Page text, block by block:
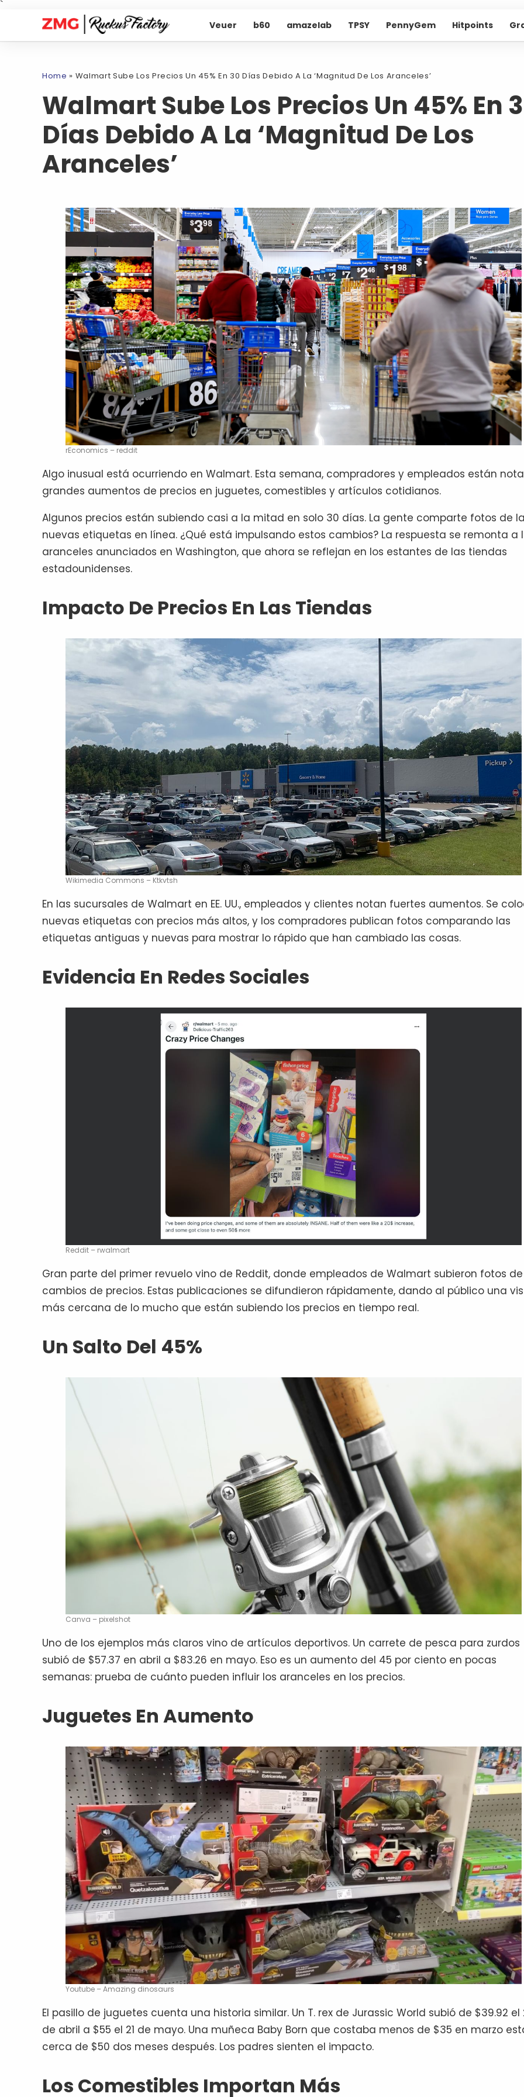
`
Veuer b60 amazelab TPSY PennyGem Hitpoints
Home » Walmart Sube Los Precios Un 45% En 30 Días Debido A La ‘Magnitud De Los Aranceles’
Walmart Sube Los Precios Un 45% En
Días Debido A La ‘Magnitud De Los
Aranceles’
rEconomics – reddit
Algo inusual está ocurriendo en Walmart. Esta semana, compradores y empleados están
grandes aumentos de precios en juguetes, comestibles y artículos cotidianos.
Algunos precios están subiendo casi a la mitad en solo 30 días. La gente comparte fotos de
nuevas etiquetas en línea. ¿Qué está impulsando estos cambios? La respuesta se remonta a
aranceles anunciados en Washington, que ahora se reflejan en los estantes de las tiendas
estadounidenses.
Impacto De Precios En Las Tiendas
Wikimedia Commons – Ktkvtsh
En las sucursales de Walmart en EE. UU., empleados y clientes notan fuertes aumentos. Se
nuevas etiquetas con precios más altos, y los compradores publican fotos comparando las
etiquetas antiguas y nuevas para mostrar lo rápido que han cambiado las cosas.
Evidencia En Redes Sociales
Reddit – rwalmart
Gran parte del primer revuelo vino de Reddit, donde empleados de Walmart subieron fotos
cambios de precios. Estas publicaciones se difundieron rápidamente, dando al público una
más cercana de lo mucho que están subiendo los precios en tiempo real.
Un Salto Del 45%
Canva – pixelshot
Uno de los ejemplos más claros vino de artículos deportivos. Un carrete de pesca para zurdos
subió de $57.37 en abril a $83.26 en mayo. Eso es un aumento del 45 por ciento en pocas
semanas: prueba de cuánto pueden influir los aranceles en los precios.
Juguetes En Aumento
Youtube – Amazing dinosaurs
El pasillo de juguetes cuenta una historia similar. Un T. rex de Jurassic World subió de $39.92 el
de abril a $55 el 21 de mayo. Una muñeca Baby Born que costaba menos de $35 en marzo
cerca de $50 dos meses después. Los padres sienten el impacto.
Los Comestibles Importan Más